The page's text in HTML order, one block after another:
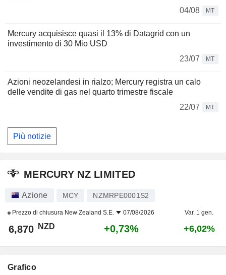
04/08
MT
Mercury acquisisce quasi il 13% di Datagrid con un
investimento di 30 Mio USD
23/07
MT
Azioni neozelandesi in rialzo; Mercury registra un calo
delle vendite di gas nel quarto trimestre fiscale
22/07
MT
Più notizie
MERCURY NZ LIMITED
Azione MCY NZMRPE0001S2
Prezzo di chiusura New Zealand S.E. 07/08/2026 Var. 1 gen.
6,870 NZD +0,73% +6,02%
Grafico